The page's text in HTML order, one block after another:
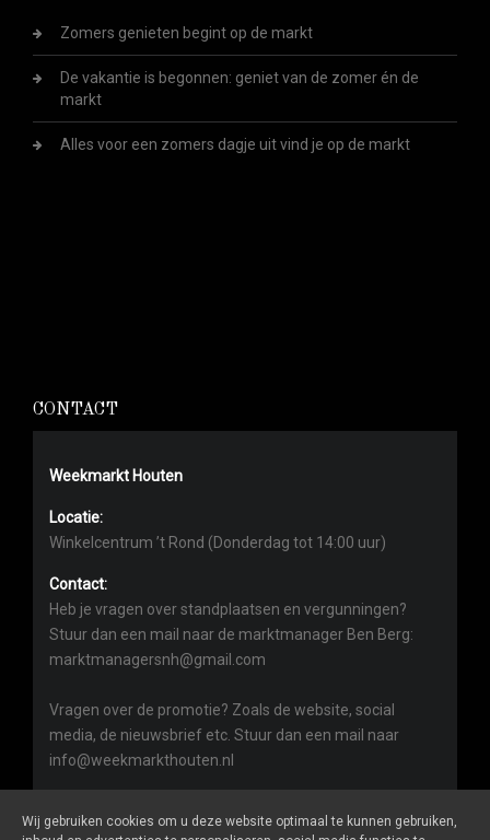
Zomers genieten begint op de markt
De vakantie is begonnen: geniet van de zomer én de
markt
Alles voor een zomers dagje uit vind je op de markt
CONTACT
Weekmarkt Houten
Locatie:
Winkelcentrum ’t Rond (Donderdag tot 14:00 uur)
Contact:
Heb je vragen over standplaatsen en vergunningen?
Stuur dan een mail naar de marktmanager Ben Berg:
marktmanagersnh@gmail.com
Vragen over de promotie? Zoals de website, social
media, de nieuwsbrief etc. Stuur dan een mail naar
info@weekmarkthouten.nl
Wij gebruiken cookies om u deze website optimaal te kunnen gebruiken,